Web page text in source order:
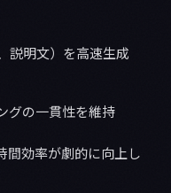
説明文）を高速生成
グの一貫性を維持
間効率が劇的に向上し